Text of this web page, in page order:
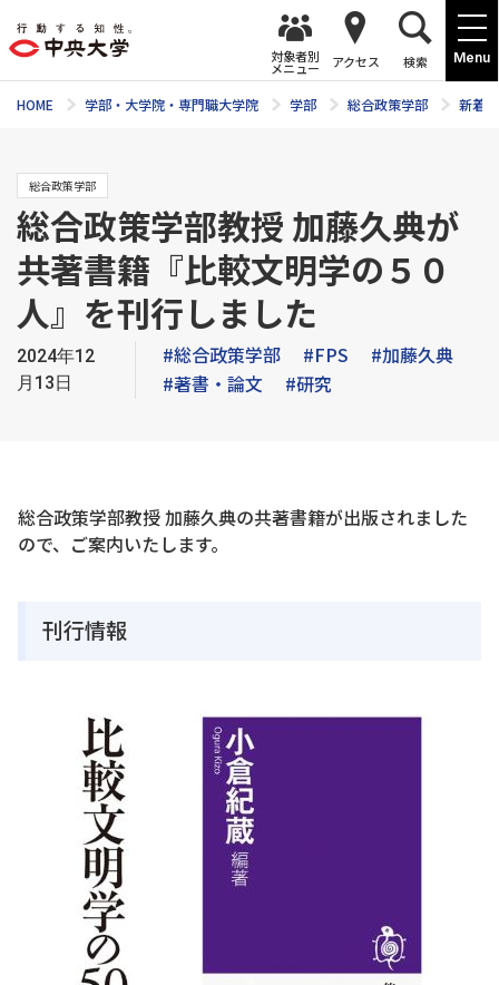
Menu
対象者別
メニュー アクセス 検索
HOME 学部・大学院・専門職大学院 学部 総合政策学部 新着
総合政策学部
総合政策学部教授 加藤久典が
共著書籍『比較文明学の５０
人』を刊行しました
2024年12
月13日
#総合政策学部 #FPS
#加藤久典
#著書・論文
#研究
総合政策学部教授 加藤久典の共著書籍が出版されました
ので、ご案内いたします。
刊行情報